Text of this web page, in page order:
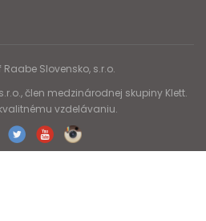
Raabe Slovensko, s.r.o.
člen medzinárodnej skupiny Klett.
vzdelávaniu.